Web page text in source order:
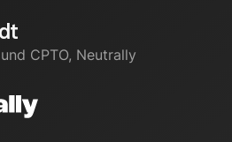
CPTO, Neutrally